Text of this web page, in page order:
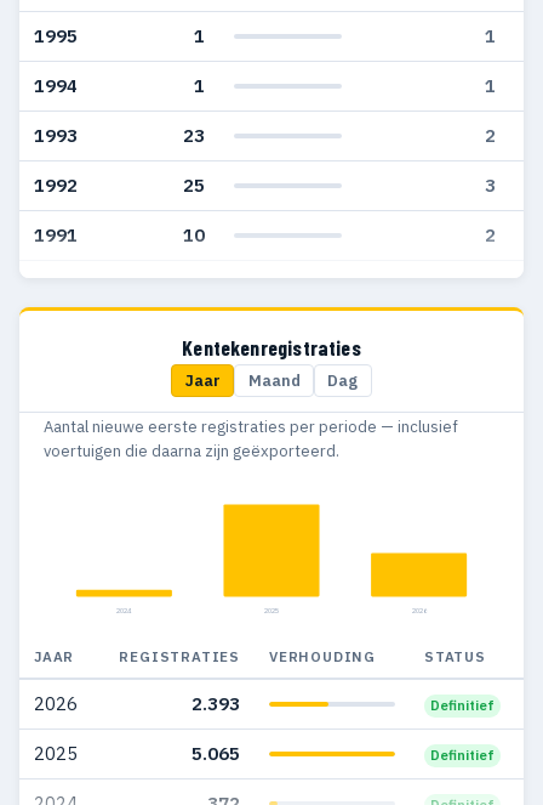
1995 1 1
1994 1 1
1993 23 2
1992 25 3
1991 10 2
1990 157 28
176
1987 157
1984
1982 81 22
1981 44 9
1980 21 8
Kentekenregistraties
Jaar Maand Dag
Aantal nieuwe eerste registraties per periode — inclusief
voertuigen die daarna zijn geëxporteerd.
2024 2025 2026
JAAR REGISTRATIES VERHOUDING STATUS
2026 2.393 Definitief
2025 5.065 Definitief